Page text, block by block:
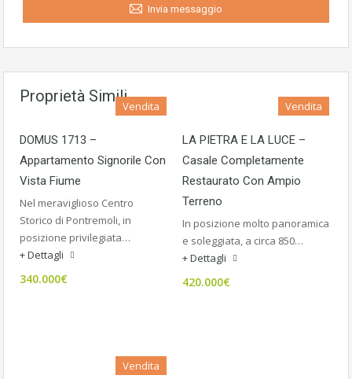
Invia messaggio
Proprietà Simili
Vendita
DOMUS 1713 –
Appartamento Signorile Con
Vista Fiume
Nel meraviglioso Centro
Storico di Pontremoli, in
posizione privilegiata…
+ Dettagli
340.000€
Vendita
LA PIETRA E LA LUCE –
Casale Completamente
Restaurato Con Ampio
Terreno
In posizione molto panoramica
e soleggiata, a circa 850…
+ Dettagli
420.000€
Vendita